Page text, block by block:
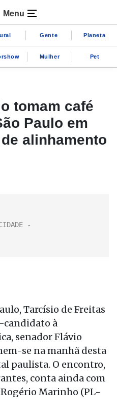
Menu
Gente Planeta
Mulher Pet
tomam café
Paulo em
de alinhamento
Tarcísio de Freitas
candidato à
senador Flávio
se na manhã desta
paulista. O encontro,
conta ainda com
Marinho (PL-